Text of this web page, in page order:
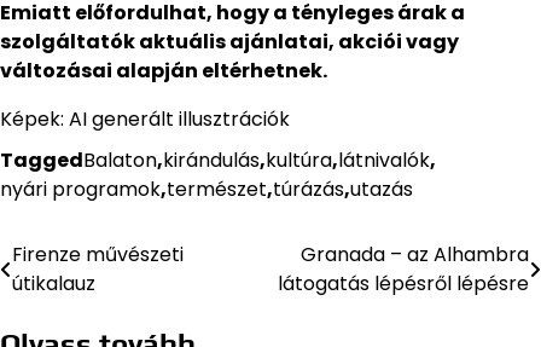
Emiatt előfordulhat, hogy a tényleges árak a
szolgáltatók aktuális ajánlatai, akciói vagy
változásai alapján eltérhetnek.
Képek: AI generált illusztrációk
TaggedBalaton,kirándulás,kultúra,látnivalók,
nyári programok,természet,túrázás,utazás
Bejegyzés
Firenze művészeti
útikalauz
Granada – az Alhambra
látogatás lépésről lépésre